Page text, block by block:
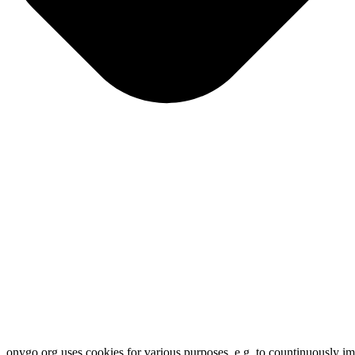
onygo.org uses cookies for various purposes, e.g. to countinuously